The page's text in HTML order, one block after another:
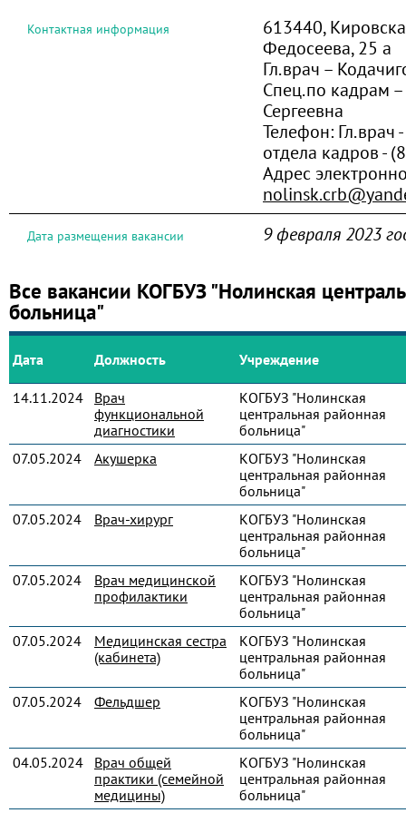
Контактная информация
613440,
Федосеева, 25 а
Гл.врач –
Спец.по кадрам
Сергеевна
Телефон: Гл.врач
отдела кадров -
Адрес
Дата размещения вакансии 9 февраля 2023
Все вакансии КОГБУЗ "Нолинская
больница"
Дата Должность Учреждение
14.11.2024
Врач
функциональной
диагностики
КОГБУЗ "Нолинская
центральная районная
больница"
07.05.2024
Акушерка
КОГБУЗ "Нолинская
центральная районная
больница"
07.05.2024
Врач-хирург
КОГБУЗ "Нолинская
центральная районная
больница"
07.05.2024
Врач медицинской
профилактики
КОГБУЗ "Нолинская
центральная районная
больница"
07.05.2024
Медицинская сестра
(кабинета)
КОГБУЗ "Нолинская
центральная районная
больница"
07.05.2024
Фельдшер
КОГБУЗ "Нолинская
центральная районная
больница"
04.05.2024
Врач общей
практики (семейной
медицины)
КОГБУЗ "Нолинская
центральная районная
больница"